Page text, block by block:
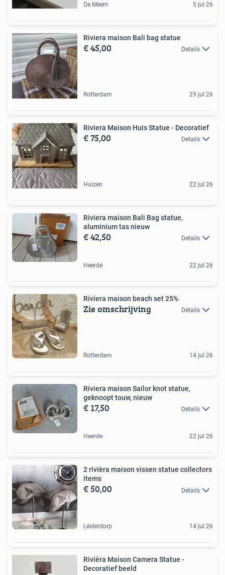
De Meern 5 jul 26
Riviera maison Bali bag statue
€ 45,00 Details
Rotterdam 25 jul 26
Riviera Maison Huis Statue - Decoratief
€ 75,00 Details
Huizen 22 jul 26
Riviera maison Bali Bag statue,
aluminium tas nieuw
€ 42,50 Details
Heerde 22 jul 26
Riviera maison beach set 25%
Zie omschrijving Details
Rotterdam 14 jul 26
Riviera maison Sailor knot statue,
geknoopt touw, nieuw
€ 17,50 Details
Heerde 22 jul 26
2 rivièra maison vissen statue collectors
items
€ 50,00 Details
Leiderdorp 14 jul 26
Rivièra Maison Camera Statue -
Decoratief beeld